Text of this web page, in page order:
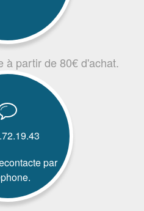
à partir de 80€ d'achat.
par